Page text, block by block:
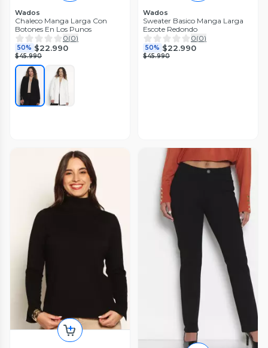
Wados
Chaleco Manga Larga Con
Botones En Los Punos
0(0)
50% $22.990
$45.990
Wados
Sweater Basico Manga Larga
Escote Redondo
0(0)
50% $22.990
$45.990